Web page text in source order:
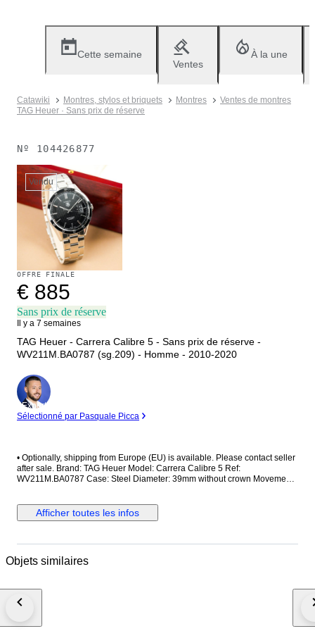
Cette semaine
Ventes
À la une
Catawiki Montres, stylos et briquets Montres
Ventes de montres
TAG Heuer · Sans prix de réserve
Nº 104426877
Vendu
OFFRE FINALE
€ 885
Sans prix de réserve
Il y a 7 semaines
TAG Heuer - Carrera Calibre 5 - Sans prix de réserve -
WV211M.BA0787 (sg.209) - Homme - 2010-2020
Expert
Sélectionné par Pasquale Picca
•⁠ ⁠Optionally, shipping from Europe (EU) is available. Please contact seller
after sale. Brand: TAG Heuer Model: Carrera Calibre 5 Ref:
WV211M.BA0787 Case: Steel Diameter: 39mm without crown Movement:
box, no paper The box shown in the picture is a shooting accessories. Not
included. Shipping via Fedex or UPS (Its very safe and fast)
Afficher toutes les infos
Objets similaires